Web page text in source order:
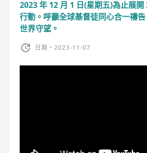
2023 年 12 月 1 日(星期五)為止展
行動。呼籲全球基督徒同心合一禱
世界守望。
日期・2023-11-07